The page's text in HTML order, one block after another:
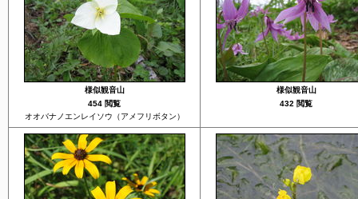
様似観音山
454 閲覧
オオバナノエンレイソウ（アメフリボタン）
様似観音山
432 閲覧